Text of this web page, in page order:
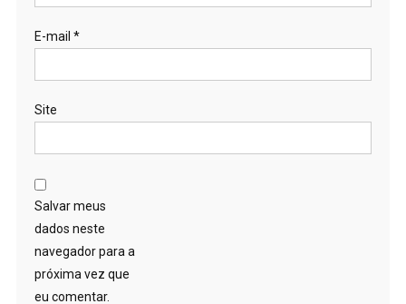
E-mail *
Site
Salvar meus
dados neste
navegador para a
próxima vez que
eu comentar.